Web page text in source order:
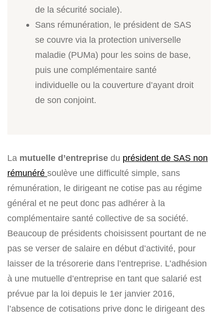
de la sécurité sociale).
Sans rémunération, le président de SAS
se couvre via la protection universelle
maladie (PUMa) pour les soins de base,
puis une complémentaire santé
individuelle ou la couverture d’ayant droit
de son conjoint.
La mutuelle d’entreprise du président de SAS non
rémunéré soulève une difficulté simple, sans
rémunération, le dirigeant ne cotise pas au régime
général et ne peut donc pas adhérer à la
complémentaire santé collective de sa société.
Beaucoup de présidents choisissent pourtant de ne
pas se verser de salaire en début d’activité, pour
laisser de la trésorerie dans l’entreprise. L’adhésion
à une mutuelle d’entreprise en tant que salarié est
prévue par la loi depuis le 1er janvier 2016,
l’absence de cotisations prive donc le dirigeant des